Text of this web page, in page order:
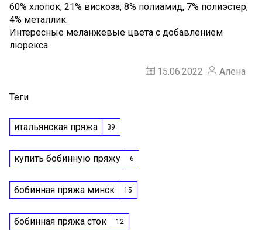
60% хлопок, 21% вискоза, 8% полиамид, 7% полиэстер,
4% металлик.
Интересные меланжевые цвета с добавлением
люрекса.
15.06.2022 Алена
Теги
итальянская пряжа 39
купить бобинную пряжу 6
бобинная пряжа минск 15
бобинная пряжа сток 12